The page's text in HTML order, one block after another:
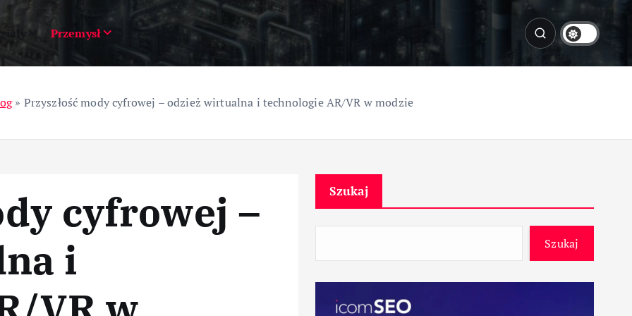
Przemysł
» Przyszłość mody cyfrowej – odzież wirtualna i technologie AR/VR w modzie
cyfrowej –
i
Szukaj
Szukaj